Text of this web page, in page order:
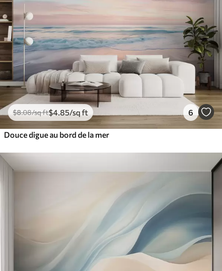
$8.08/sq ft$4 .85/sq ft 6
Douce digue au bord de la mer